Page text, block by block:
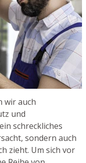
wir auch
und
schreckliches
sondern auch
zieht. Um sich vor